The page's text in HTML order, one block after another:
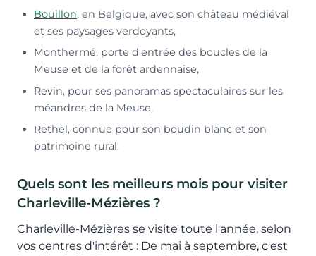
Bouillon, en Belgique, avec son château médiéval
et ses paysages verdoyants,
Monthermé, porte d'entrée des boucles de la
Meuse et de la forêt ardennaise,
Revin, pour ses panoramas spectaculaires sur les
méandres de la Meuse,
Rethel, connue pour son boudin blanc et son
patrimoine rural.
Quels sont les meilleurs mois pour visiter
Charleville-Mézières ?
Charleville-Mézières se visite toute l'année, selon
vos centres d'intérêt : De mai à septembre, c'est